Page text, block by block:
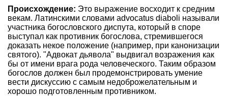
Происхождение: Это выражение восходит к средним
векам. Латинскими словами advocatus diaboli называли
участника богословского диспута, который в споре
выступал как противник богослова, стремившегося
доказать некое положение (например, при канонизации
святого). "Адвокат дьявола" выдвигал возражения как
бы от имени врага рода человеческого. Таким образом
богослов должен был продемонстрировать умение
вести дискуссию с самым недоброжелательным и
хорошо подготовленным противником.